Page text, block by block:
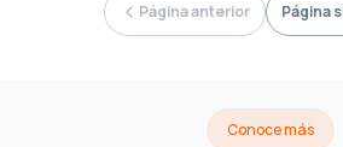
Página anterior Página
Conoce más